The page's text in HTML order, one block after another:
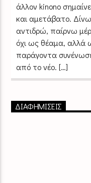
άλλον kinono
και αμετάβατο.
αντιδρώ, παίρνω
όχι ως θέαμα, αλλά
παράγοντα
από το νέο. […]
ΔΙΑΦΗΜΙΣΕΙΣ